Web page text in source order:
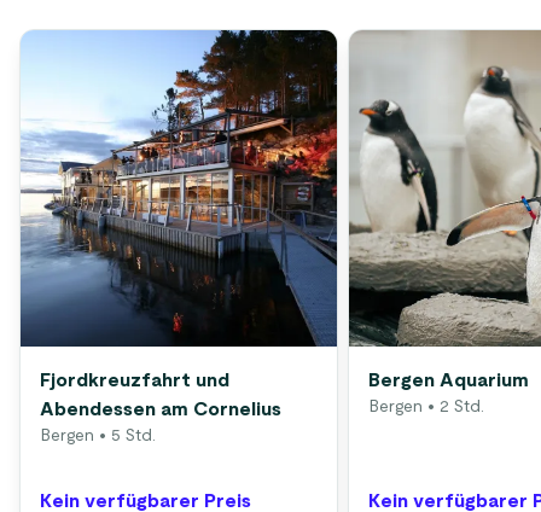
Fjordkreuzfahrt und
Abendessen am Cornelius
Bergen • 5 Std.
Kein verfügbarer Preis
Bergen Aquarium
Bergen • 2 Std.
Kein verfügbarer